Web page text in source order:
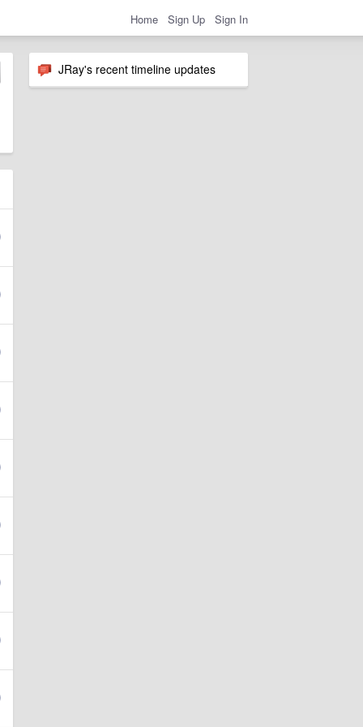
Home Sign Up Sign In
JRay's recent timeline updates